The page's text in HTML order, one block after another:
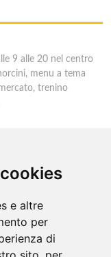
e altre
per
di
9 alle 20 nel centro
menu a tema
trenino
e vacanze
contadina e
Törggelen nelle
e vacanze
25 agosto